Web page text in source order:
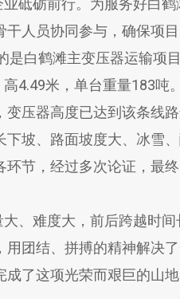
干人员协同参与，确保项
白鹤滩主变压器运输项
高4.49米，单台重量183
变压器高度已达到该条线
下坡、路面坡度大、冰雪
环节，经过多次论证，最
难度大，前后跨越时间
用团结、拼搏的精神解决
成了这项光荣而艰巨的山